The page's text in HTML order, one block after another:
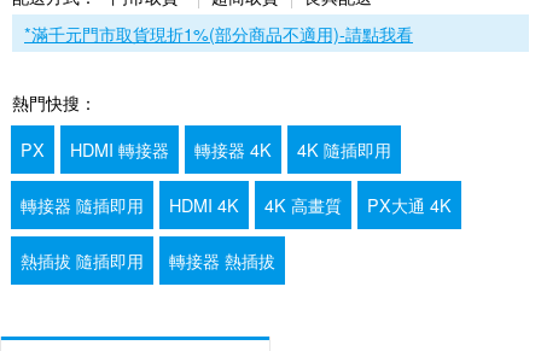
*滿千元門市取貨現折1%(部分商品不適用)-請點我看
熱門快搜：
PX
HDMI 轉接器 轉接器 4K 4K 隨插即用
轉接器 隨插即用 HDMI 4K 4K 高畫質 PX大通 4K
熱插拔 隨插即用 轉接器 熱插拔